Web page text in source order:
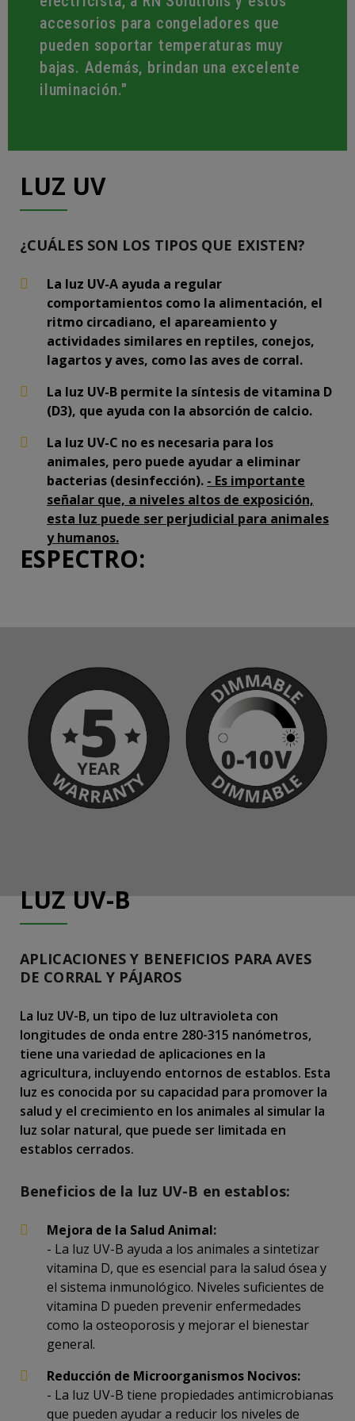
accesorios para congeladores que
pueden soportar temperaturas muy
bajas. Además, brindan una excelente
iluminación."
LUZ UV
¿CUÁLES SON LOS TIPOS QUE EXISTEN?
La luz UV-A ayuda a regular
comportamientos como la alimentación, el
ritmo circadiano, el apareamiento y
actividades similares en reptiles, conejos,
lagartos y aves, como las aves de corral.
La luz UV-B permite la síntesis de vitamina D
(D3), que ayuda con la absorción de calcio.
La luz UV-C no es necesaria para los
animales, pero puede ayudar a eliminar
bacterias (desinfección). - Es importante
señalar que, a niveles altos de exposición,
esta luz puede ser perjudicial para animales
y humanos.
ESPECTRO:
LUZ UV-B
APLICACIONES Y BENEFICIOS PARA AVES
DE CORRAL Y PÁJAROS
La luz UV-B, un tipo de luz ultravioleta con
longitudes de onda entre 280-315 nanómetros,
tiene una variedad de aplicaciones en la
agricultura, incluyendo entornos de establos. Esta
luz es conocida por su capacidad para promover la
salud y el crecimiento en los animales al simular la
luz solar natural, que puede ser limitada en
establos cerrados.
Beneficios de la luz UV-B en establos:
Mejora de la Salud Animal:
- La luz UV-B ayuda a los animales a sintetizar
vitamina D, que es esencial para la salud ósea y
el sistema inmunológico. Niveles suficientes de
vitamina D pueden prevenir enfermedades
como la osteoporosis y mejorar el bienestar
general.
Reducción de Microorganismos Nocivos:
- La luz UV-B tiene propiedades antimicrobianas
que pueden ayudar a reducir los niveles de